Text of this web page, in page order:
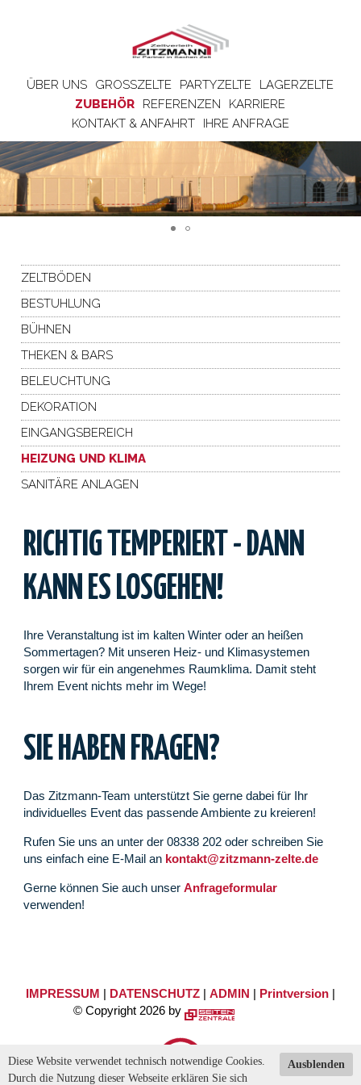
ÜBER UNS GROSSZELTE PARTYZELTE
LAGERZELTE
ZUBEHÖR
REFERENZEN
KARRIERE
KONTAKT & ANFAHRT
IHRE ANFRAGE
ZELTBÖDEN
BESTUHLUNG
BÜHNEN
THEKEN & BARS
BELEUCHTUNG
DEKORATION
EINGANGSBEREICH
HEIZUNG UND KLIMA
SANITÄRE ANLAGEN
RICHTIG TEMPERIERT - DANN
KANN ES LOSGEHEN!
Ihre Veranstaltung ist im kalten Winter oder an heißen
Sommertagen? Mit unseren Heiz- und Klimasystemen
sorgen wir für ein angenehmes Raumklima. Damit steht
Ihrem Event nichts mehr im Wege!
SIE HABEN FRAGEN?
Das Zitzmann-Team unterstützt Sie gerne dabei für Ihr
individuelles Event das passende Ambiente zu kreieren!
Rufen Sie uns an unter der 08338 202 oder schreiben Sie
uns einfach eine E-Mail an kontakt@zitzmann-zelte.de
Gerne können Sie auch unserAnfrageformular
verwenden!
IMPRESSUM | DATENSCHUTZ| ADMIN | Printversion|
© Copyright 2026 by
Ausblenden
Diese Website verwendet technisch notwendige Cookies.
Durch die Nutzung dieser Webseite erklären Sie sich